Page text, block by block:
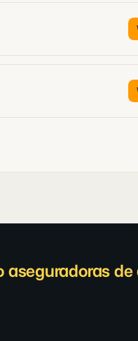
aseguradoras de